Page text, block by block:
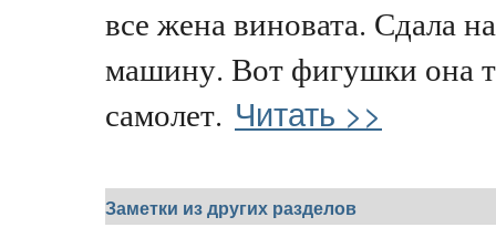
все жена виновата. Сдала
машину. Вот фигушки она
самолет. Читать >>
Заметки из других разделов